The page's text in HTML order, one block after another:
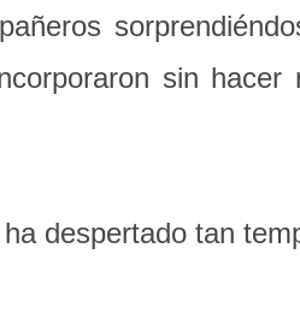
sin
despertado tan